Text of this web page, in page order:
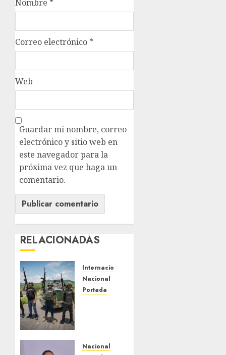
Nombre *
Correo electrónico *
Web
Guardar mi nombre, correo
electrónico y sitio web en
este navegador para la
próxima vez que haga un
comentario.
RELACIONADAS
Internacional
Nacional
Portada
millones
Nacional